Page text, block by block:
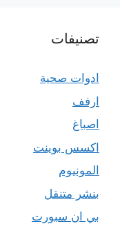
تصنيفات
ادوات صحية
ارفف
اصباغ
اكسس بوينت
المونيوم
بنشر متنقل
بي ان سبورت